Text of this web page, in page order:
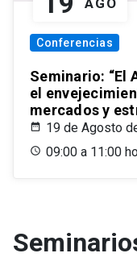
AGO
Conferencias
Seminario: “El
el
mercados y
19 de Agosto
09:00 a 11:00